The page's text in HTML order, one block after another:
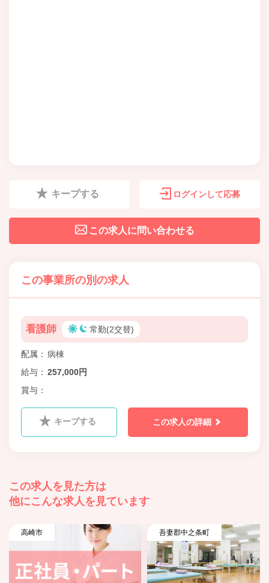
キープする ログインして応募
この求人に問い合わせる
この事業所の別の求人
看護師 常勤(2交替)
配属
病棟
給与
257,000円
賞与
キープする この求人の詳細
この求人を見た方は
他にこんな求人を見ています
高崎市 吾妻郡中之条町